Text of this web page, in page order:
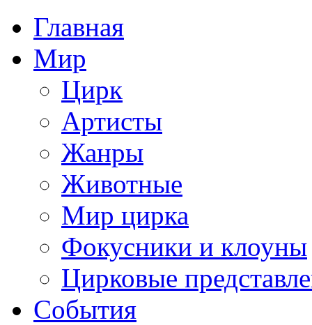
Главная
Мир
Цирк
Артисты
Жанры
Животные
Мир цирка
Фокусники и клоуны
Цирковые
События